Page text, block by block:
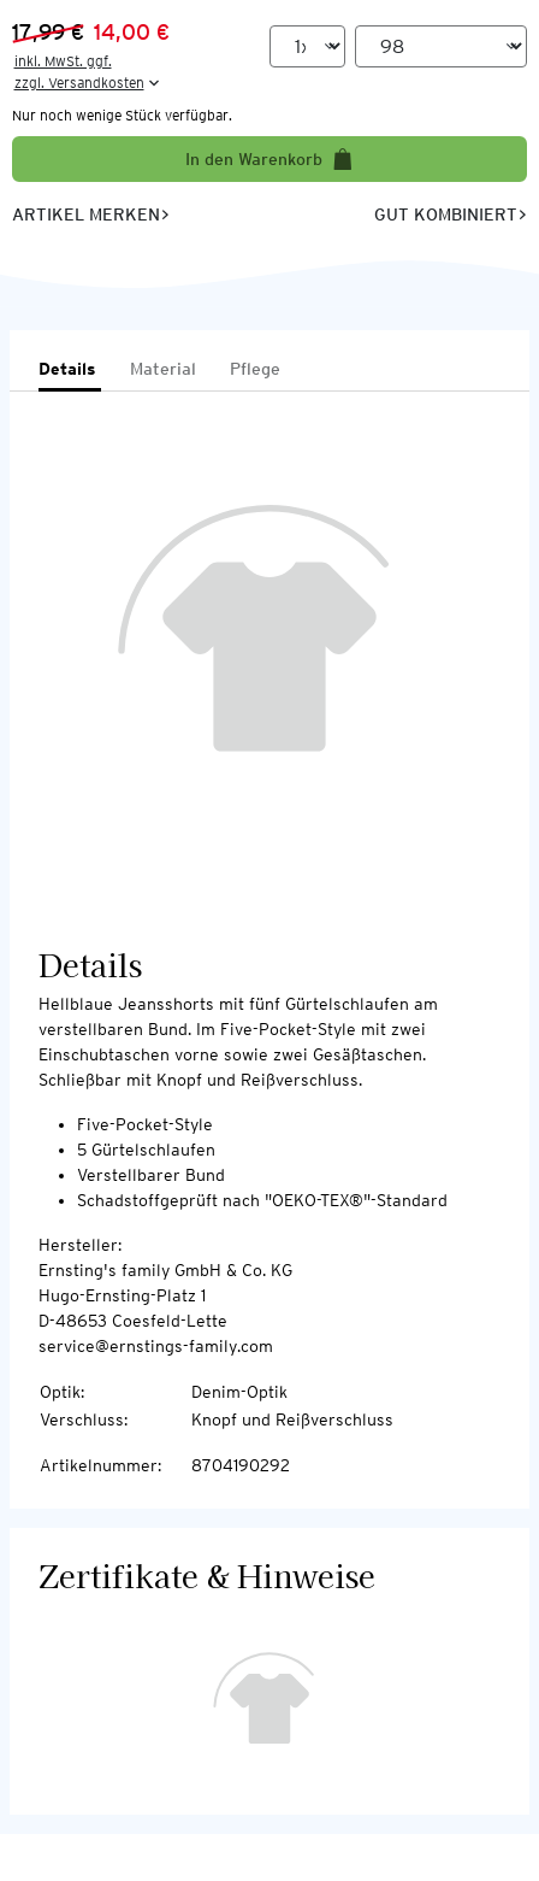
Vorheriger Preis:
17,99 €
Neuer Preis:
14,00 €
inkl. MwSt. ggf.
zzgl. Versandkosten
Nur noch wenige Stück verfügbar.
In den Warenkorb
ARTIKEL MERKEN GUT KOMBINIERT
Details Material Pflege
Details
Hellblaue Jeansshorts mit fünf Gürtelschlaufen am
verstellbaren Bund. Im Five-Pocket-Style mit zwei
Einschubtaschen vorne sowie zwei Gesäßtaschen.
Schließbar mit Knopf und Reißverschluss.
Five-Pocket-Style
5 Gürtelschlaufen
Verstellbarer Bund
Schadstoffgeprüft nach "OEKO-TEX®"-Standard
Hersteller:
Ernsting's family GmbH & Co. KG
Hugo-Ernsting-Platz 1
D-48653 Coesfeld-Lette
service@ernstings-family.com
Optik:
Denim-Optik
Verschluss: Knopf und Reißverschluss
Artikelnummer: 8704190292
Zertifikate & Hinweise